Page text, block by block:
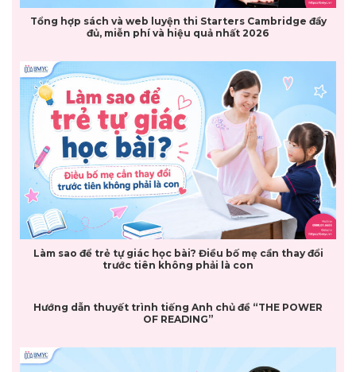
Tổng hợp sách và web luyện thi Starters Cambridge đầy
đủ, miễn phí và hiệu quả nhất 2026
Làm sao để trẻ tự giác học bài? Điều bố mẹ cần thay đổi
trước tiên không phải là con
Hướng dẫn thuyết trình tiếng Anh chủ đề “THE POWER
OF READING”